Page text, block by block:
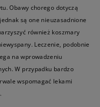
Obawy chorego dotyczą
są one nieuzasadnione
również koszmary
Leczenie, podobnie
na wprowadzeniu
W przypadku bardzo
wspomagać lekami